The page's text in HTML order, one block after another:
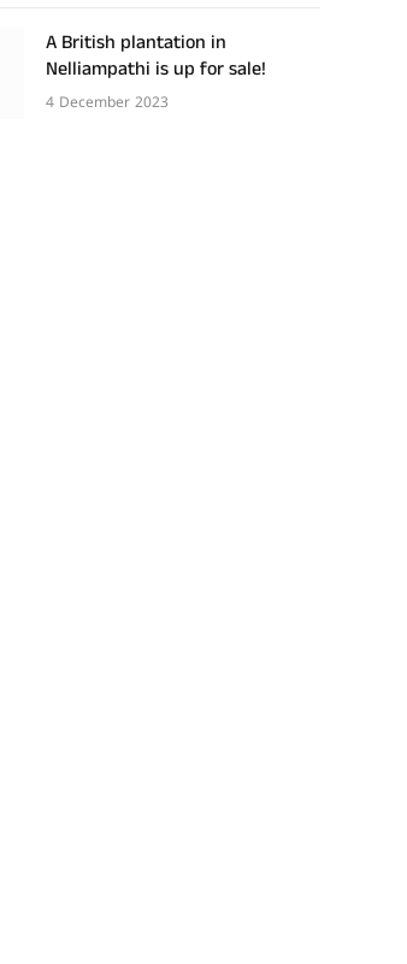
A British plantation in
Nelliampathi is up for sale!
4 December 2023